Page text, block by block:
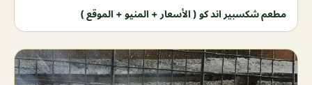
مطعم شكسبير اند كو ( الأسعار + المنيو + الموقع )